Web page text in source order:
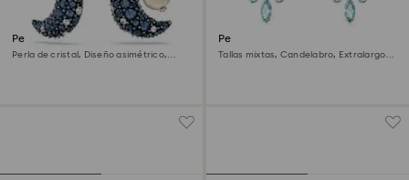
Pendientes Sublima
Perla de cristal, Diseño asimétrico,
Pendientes de clip Gema
Tallas mixtas, Candelabro, Extralargos,